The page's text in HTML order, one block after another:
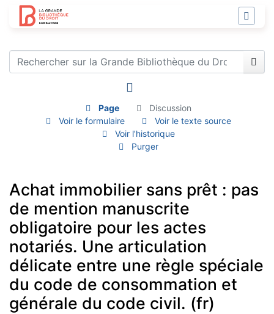
Page
Discussion
Voir le formulaire
Voir le texte source
Voir l’historique
Purger
Achat immobilier sans prêt : pas
de mention manuscrite
obligatoire pour les actes
notariés. Une articulation
délicate entre une règle spéciale
du code de consommation et
générale du code civil. (fr)